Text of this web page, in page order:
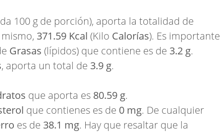
100 g de porción), aporta la totalidad de
371.59 Kcal (Kilo Calorías). Es importante
Grasas (lípidos) que contiene es de 3.2 g.
, aporta un total de 3.9 g.
que aporta es 80.59 g.
que contienes es de 0 mg. De cualquier
es de 38.1 mg. Hay que resaltar que la